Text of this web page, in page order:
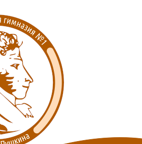
гимназия №1